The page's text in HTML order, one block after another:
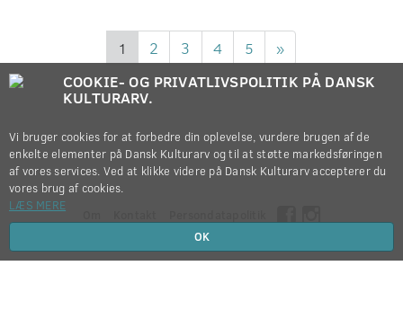
1 2 3 4 5 »
Copyright © 2012-2026
COOKIE- OG PRIVATLIVSPOLITIK PÅ DANSK
KULTURARV.
Vi bruger cookies for at forbedre din oplevelse, vurdere brugen af de
enkelte elementer på Dansk Kulturarv og til at støtte markedsføringen
af vores services. Ved at klikke videre på Dansk Kulturarv accepterer du
vores brug af cookies.
LÆS MERE
OK